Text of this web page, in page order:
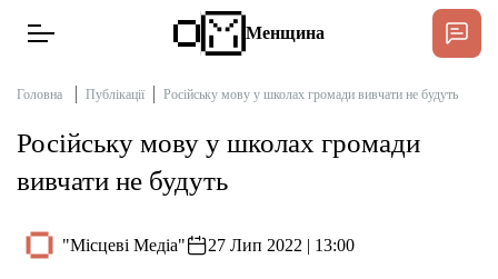
Новини
Інтерв’ю
Менщина
Головна Публікації Російську мову у школах громади вивчати не будуть
Російську мову у школах громади
вивчати не будуть
"Місцеві Медіа" 27 Лип 2022 | 13:00